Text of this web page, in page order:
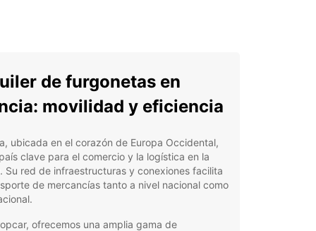
de furgonetas en
movilidad y eficiencia
ubicada en el corazón de Europa Occidental,
clave para el comercio y la logística en la
Su red de infraestructuras y conexiones facilita
de mercancías tanto a nivel nacional como
ofrecemos una amplia gama de